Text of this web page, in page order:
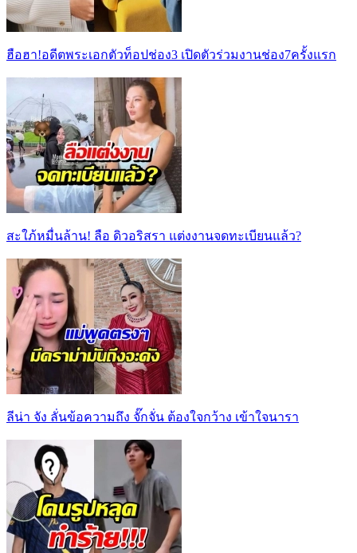
ฮือฮา!อดีตพระเอกตัวท็อปช่อง3 เปิดตัวร่วมงานช่อง7ครั้งแรก
สะใภ้หมื่นล้าน! ลือ ดิวอริสรา แต่งงานจดทะเบียนแล้ว?
ลีน่า จัง ลั่นข้อความถึง จั๊กจั่น ต้องใจกว้าง เข้าใจนารา